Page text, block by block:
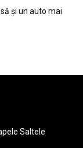
și un auto mai
Saltele